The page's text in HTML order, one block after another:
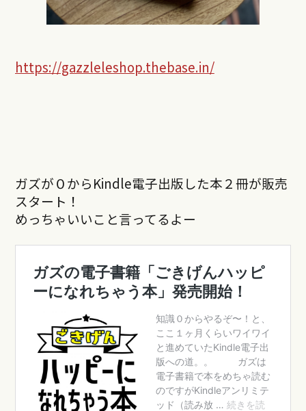
https://gazzleleshop.thebase.in/
ガズが０からKindle電子出版した本２冊が販売
スタート！
めっちゃいいこと言ってるよー